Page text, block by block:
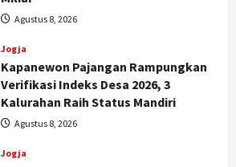
Agustus 8, 2026
Jogja
Kapanewon Pajangan Rampungkan
Verifikasi Indeks Desa 2026, 3
Kalurahan Raih Status Mandiri
Agustus 8, 2026
Jogja